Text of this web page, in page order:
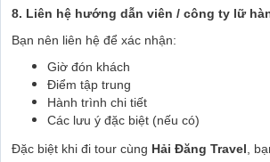
8. Liên hệ hướng dẫn viên / công ty lữ
Bạn nên liên hệ để xác nhận:
Giờ đón khách
Điểm tập trung
Hành trình chi tiết
Các lưu ý đặc biệt (nếu có)
Đặc biệt khi đi tour cùng Hải Đăng Travel,